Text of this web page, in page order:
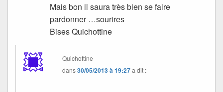
Mais bon il saura très bien se faire
pardonner …sourires
Bises Quichottine
Quichottine
dans30/05/2013 à 19:27a dit :